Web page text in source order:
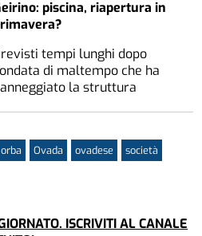
piscina, riapertura in
tempi lunghi dopo
di maltempo che ha
la struttura
orba Ovada ovadese società
ISCRIVITI AL CANALE